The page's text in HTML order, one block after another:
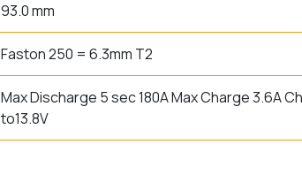
93.0 mm
Faston 250 = 6.3mm T2
Max Discharge 5 sec 180A Max Charge 3.6A
to13.8V